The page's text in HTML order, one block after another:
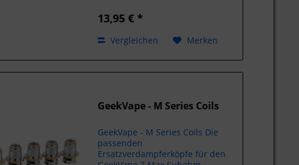
Watt 0,5 Ohm 40 - 50 Watt Inhalt:
13,95 € *
Vergleichen Merken
GeekVape - M Series Coils
GeekVape - M Series Coils Die
passenden
Ersatzverdampferköpfe für den